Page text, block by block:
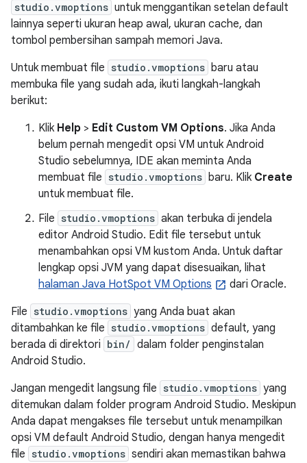
studio.vmoptions untuk menggantikan setelan default
lainnya seperti ukuran heap awal, ukuran cache, dan
tombol pembersihan sampah memori Java.
Untuk membuat file studio.vmoptions baru atau
membuka file yang sudah ada, ikuti langkah-langkah
berikut:
Klik Help > Edit Custom VM Options. Jika Anda
belum pernah mengedit opsi VM untuk Android
Studio sebelumnya, IDE akan meminta Anda
membuat file studio.vmoptions baru. Klik Create
untuk membuat file.
File studio.vmoptions akan terbuka di jendela
editor Android Studio. Edit file tersebut untuk
menambahkan opsi VM kustom Anda. Untuk daftar
lengkap opsi JVM yang dapat disesuaikan, lihat
halaman Java HotSpot VM Options
dari Oracle.
File studio.vmoptions yang Anda buat akan
ditambahkan ke file studio.vmoptions default, yang
berada di direktori bin/ dalam folder penginstalan
Android Studio.
Jangan mengedit langsung file studio.vmoptions yang
ditemukan dalam folder program Android Studio. Meskipun
Anda dapat mengakses file tersebut untuk menampilkan
opsi VM default Android Studio, dengan hanya mengedit
file studio.vmoptions sendiri akan memastikan bahwa